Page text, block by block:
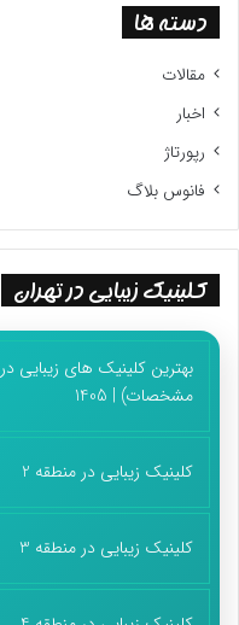
دسته ها
مقالات
اخبار
رپورتاژ
فانوس بلاگ
کلینیک زیبایی در تهران
مشخصات) | 1405
کلینیک زیبایی در منطقه 2
کلینیک زیبایی در منطقه 3